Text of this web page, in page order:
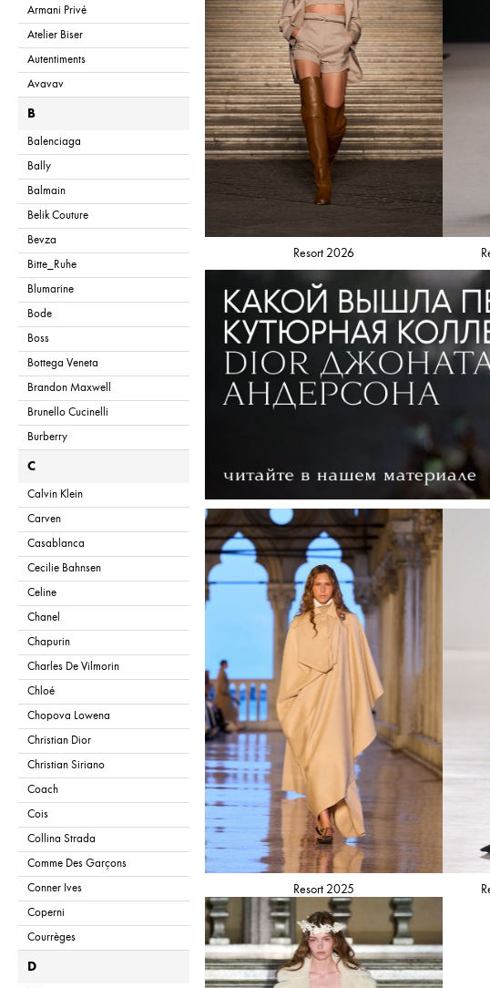
Armani Privé
Atelier Biser
Autentiments
Avavav
B
Balenciaga
Bally
Balmain
Belik Couture
Bevza
Bitte_Ruhe
Blumarine
Bode
Boss
Bottega Veneta
Brandon Maxwell
Brunello Cucinelli
Burberry
C
Calvin Klein
Carven
Casablanca
Cecilie Bahnsen
Celine
Chanel
Chapurin
Charles De Vilmorin
Chloé
Chopova Lowena
Christian Dior
Christian Siriano
Coach
Cois
Collina Strada
Comme Des Garçons
Conner Ives
Coperni
Courrèges
D
Resort 2026
Resort 2025